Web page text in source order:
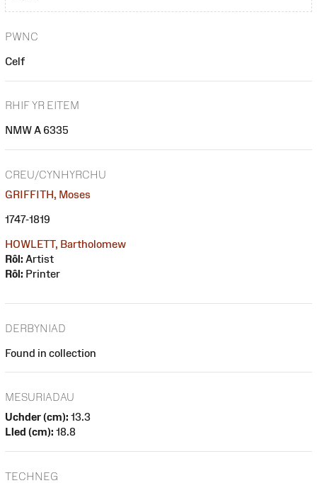
PWNC
Celf
RHIF YR EITEM
NMW A 6335
CREU/CYNHYRCHU
GRIFFITH, Moses
1747-1819
HOWLETT, Bartholomew
Rôl: Artist
Rôl: Printer
DERBYNIAD
Found in collection
MESURIADAU
Uchder (cm): 13.3
Lled (cm): 18.8
TECHNEG